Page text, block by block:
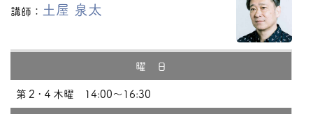
講師： 土屋 泉太
曜 日
第２･４木曜 14:00～16:30